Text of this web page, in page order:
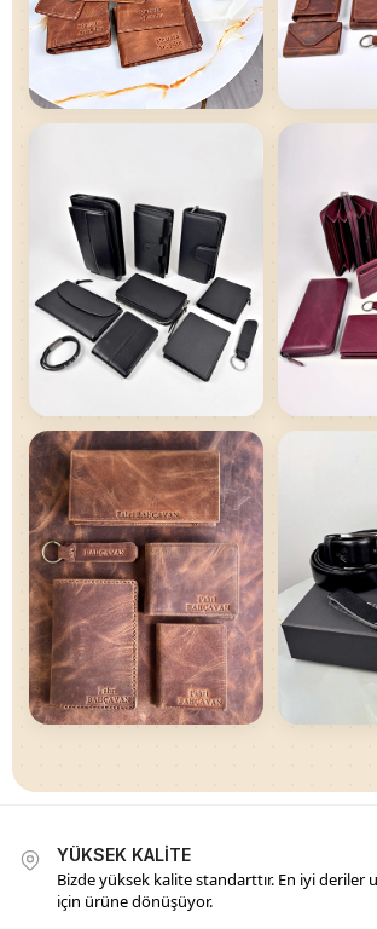
YÜKSEK KALİTE
Bizde yüksek kalite standarttır. En iyi deriler
için ürüne dönüşüyor.